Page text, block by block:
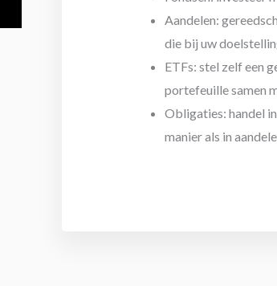
Aandelen:
die bij uw
ETFs: stel zelf een
portefeuille samen
Obligaties: handel
manier als in